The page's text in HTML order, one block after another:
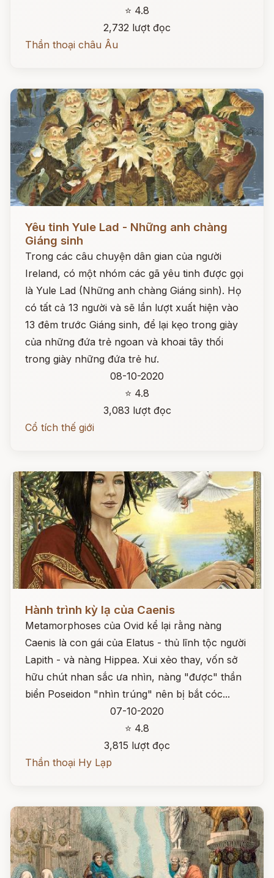
⭐ 4.8
2,732 lượt đọc
Thần thoại châu Âu
Yêu tinh Yule Lad - Những anh chàng
Giáng sinh
Trong các câu chuyện dân gian của người
Ireland, có một nhóm các gã yêu tinh được gọi
là Yule Lad (Những anh chàng Giáng sinh). Họ
có tất cả 13 người và sẽ lần lượt xuất hiện vào
13 đêm trước Giáng sinh, để lại kẹo trong giày
của những đứa trẻ ngoan và khoai tây thối
trong giày những đứa trẻ hư.
08-10-2020
⭐ 4.8
3,083 lượt đọc
Cổ tích thế giới
Hành trình kỳ lạ của Caenis
Metamorphoses của Ovid kể lại rằng nàng
Caenis là con gái của Elatus - thủ lĩnh tộc người
Lapith - và nàng Hippea. Xui xẻo thay, vốn sở
hữu chút nhan sắc ưa nhìn, nàng "được" thần
biển Poseidon "nhìn trúng" nên bị bắt cóc...
07-10-2020
⭐ 4.8
3,815 lượt đọc
Thần thoại Hy Lạp